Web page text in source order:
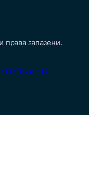
права запазени.
За Нас